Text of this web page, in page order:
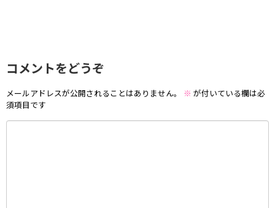
コメントをどうぞ
メールアドレスが公開されることはありません。 ※ が付いている欄は必
須項目です